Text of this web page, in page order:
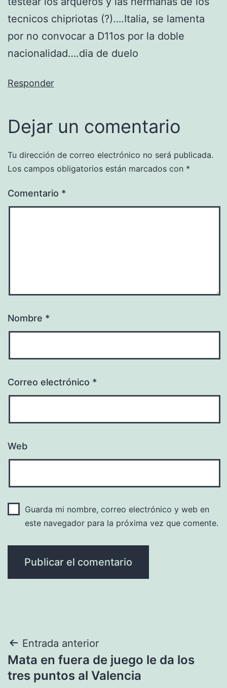
tecnicos chipriotas (?)….Italia, se lamenta
por no convocar a D11os por la doble
nacionalidad….dia de duelo
Responder
Dejar un comentario
Tu dirección de correo electrónico no será publicada.
Los campos obligatorios están marcados con *
Comentario *
Nombre *
Correo electrónico *
Web
Guarda mi nombre, correo electrónico y web en
este navegador para la próxima vez que comente.
Navegación
de
Entrada anterior
Mata en fuera de juego le da los
tres puntos al Valencia